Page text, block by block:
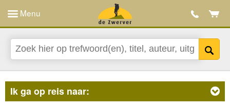
Menu
Ik ga op reis naar: